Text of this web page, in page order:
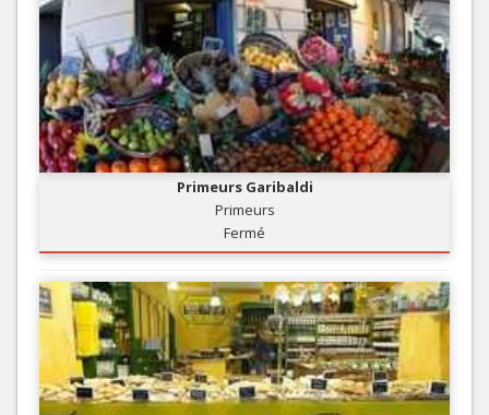
Primeurs Garibaldi
Primeurs
Fermé